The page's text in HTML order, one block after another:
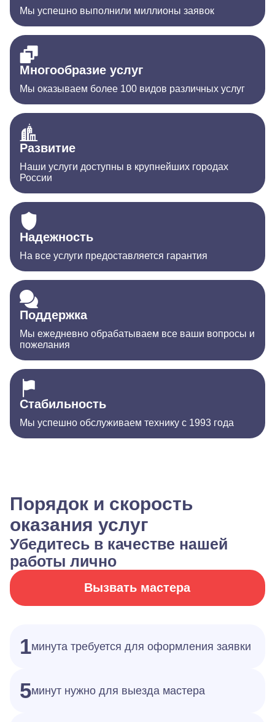
Мы успешно выполнили миллионы заявок
Многообразие услуг
Мы оказываем более 100 видов различных услуг
Развитие
Наши услуги доступны в крупнейших городах
России
Надежность
На все услуги предоставляется гарантия
Поддержка
Мы ежедневно обрабатываем все ваши вопросы и
пожелания
Стабильность
Мы успешно обслуживаем технику с 1993 года
Порядок и скорость
оказания услуг
Убедитесь в качестве нашей
работы лично
Вызвать мастера
1минута требуется для оформления заявки
5минут нужно для выезда мастера